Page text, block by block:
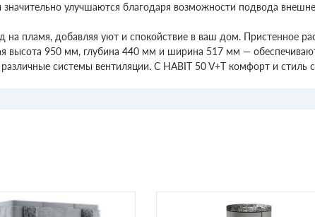
улучшаются благодаря возможности подвода
на пламя, добавляя уют и спокойствие в ваш дом. Пристенное
высота 950 мм, глубина 440 мм и ширина 517 мм —
системы вентиляции. С HABIT 50 V+T комфорт и